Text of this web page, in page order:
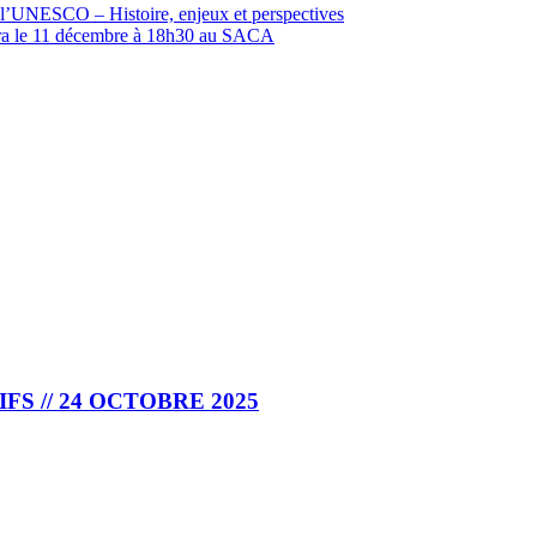
– Histoire, enjeux et perspectives
le 11 décembre à 18h30 au SACA
// 24 OCTOBRE 2025